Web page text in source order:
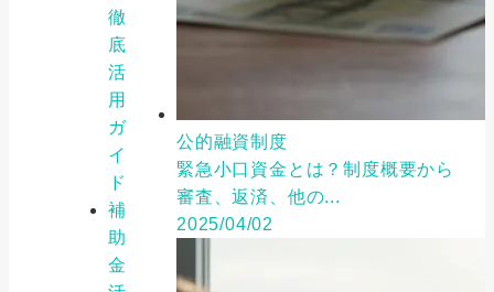
徹
底
活
用
ガ
イ
ド
補
助
金
公的融資制度
緊急小口資金とは？制度概要から
審査、返済、他の...
2025/04/02